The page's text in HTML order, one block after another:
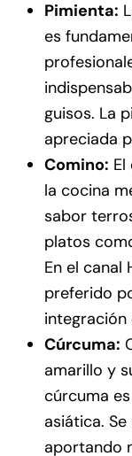
Pimienta:
es
guisos. La
apreciada
Comino:
la cocina
sabor
platos
En el canal
preferido
integración
Cúrcuma:
amarillo y
cúrcuma
asiática.
aportando